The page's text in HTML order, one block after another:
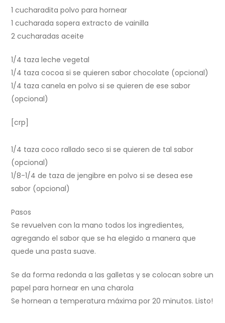
1 cucharadita polvo para hornear
1 cucharada sopera extracto de vainilla
2 cucharadas aceite
1/4 taza leche vegetal
1/4 taza cocoa si se quieren sabor chocolate (opcional)
1/4 taza canela en polvo si se quieren de ese sabor
(opcional)
[crp]
1/4 taza coco rallado seco si se quieren de tal sabor
(opcional)
1/8-1/4 de taza de jengibre en polvo si se desea ese
sabor (opcional)
Pasos
Se revuelven con la mano todos los ingredientes,
agregando el sabor que se ha elegido a manera que
quede una pasta suave.
Se da forma redonda a las galletas y se colocan sobre un
papel para hornear en una charola
Se hornean a temperatura máxima por 20 minutos. Listo!